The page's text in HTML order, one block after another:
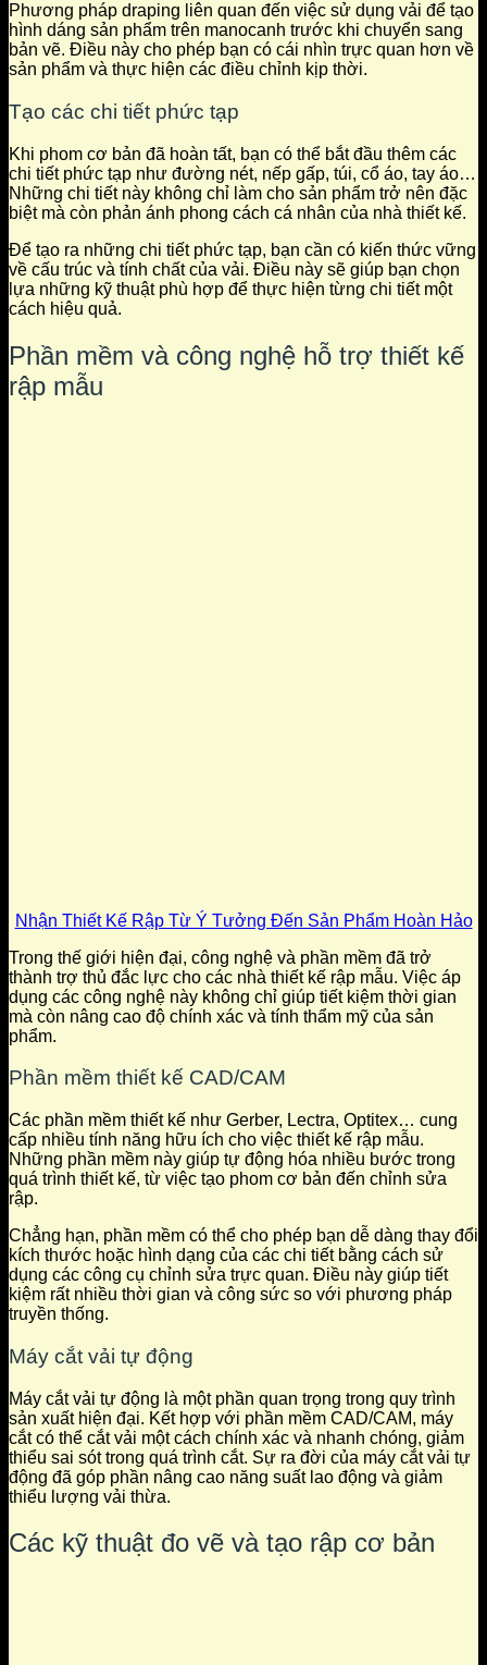
Phương pháp draping liên quan đến việc sử dụng vải để tạo
hình dáng sản phẩm trên manocanh trước khi chuyển sang
bản vẽ. Điều này cho phép bạn có cái nhìn trực quan hơn về
sản phẩm và thực hiện các điều chỉnh kịp thời.
Tạo các chi tiết phức tạp
Khi phom cơ bản đã hoàn tất, bạn có thể bắt đầu thêm các
chi tiết phức tạp như đường nét, nếp gấp, túi, cổ áo, tay áo…
Những chi tiết này không chỉ làm cho sản phẩm trở nên đặc
biệt mà còn phản ánh phong cách cá nhân của nhà thiết kế.
Để tạo ra những chi tiết phức tạp, bạn cần có kiến thức vững
về cấu trúc và tính chất của vải. Điều này sẽ giúp bạn chọn
lựa những kỹ thuật phù hợp để thực hiện từng chi tiết một
cách hiệu quả.
Phần mềm và công nghệ hỗ trợ thiết kế
rập mẫu
Nhận Thiết Kế Rập Từ Ý Tưởng Đến Sản Phẩm Hoàn Hảo
Trong thế giới hiện đại, công nghệ và phần mềm đã trở
thành trợ thủ đắc lực cho các nhà thiết kế rập mẫu. Việc áp
dụng các công nghệ này không chỉ giúp tiết kiệm thời gian
mà còn nâng cao độ chính xác và tính thẩm mỹ của sản
phẩm.
Phần mềm thiết kế CAD/CAM
Các phần mềm thiết kế như Gerber, Lectra, Optitex… cung
cấp nhiều tính năng hữu ích cho việc thiết kế rập mẫu.
Những phần mềm này giúp tự động hóa nhiều bước trong
quá trình thiết kế, từ việc tạo phom cơ bản đến chỉnh sửa
rập.
Chẳng hạn, phần mềm có thể cho phép bạn dễ dàng thay đổi
kích thước hoặc hình dạng của các chi tiết bằng cách sử
dụng các công cụ chỉnh sửa trực quan. Điều này giúp tiết
kiệm rất nhiều thời gian và công sức so với phương pháp
truyền thống.
Máy cắt vải tự động
Máy cắt vải tự động là một phần quan trọng trong quy trình
sản xuất hiện đại. Kết hợp với phần mềm CAD/CAM, máy
cắt có thể cắt vải một cách chính xác và nhanh chóng, giảm
thiểu sai sót trong quá trình cắt. Sự ra đời của máy cắt vải tự
động đã góp phần nâng cao năng suất lao động và giảm
thiểu lượng vải thừa.
Các kỹ thuật đo vẽ và tạo rập cơ bản